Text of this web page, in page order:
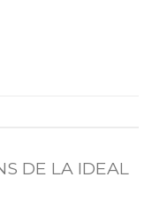
DE LA IDEAL